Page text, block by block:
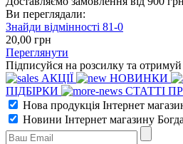
Ви переглядали:
Знайди відмінності 81-0
20,00 грн
Переглянути
Підписуйся на розсилку та
АКЦІЇ
НОВИНКИ
ПІДБІРКИ
СТАТТІ
Нова продукція Інтернет
Новини Інтернет магазину